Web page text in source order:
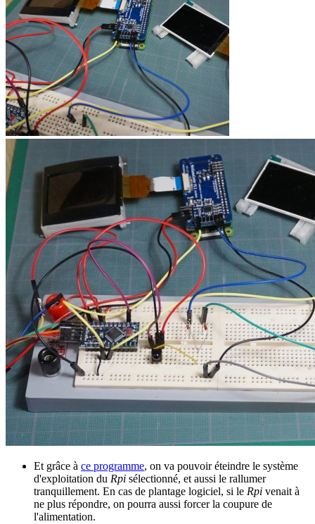
Et grâce à ce programme, on va pouvoir éteindre le système
d'exploitation du Rpi sélectionné, et aussi le rallumer
tranquillement. En cas de plantage logiciel, si le Rpi venait à
ne plus répondre, on pourra aussi forcer la coupure de
l'alimentation.